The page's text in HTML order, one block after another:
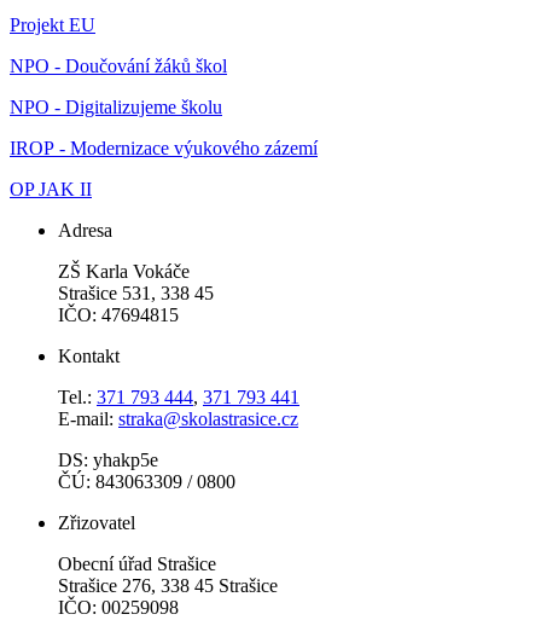
Projekt EU
NPO - Doučování žáků škol
NPO - Digitalizujeme školu
IROP - Modernizace výukového zázemí
OP JAK II
Adresa
ZŠ Karla Vokáče
Strašice 531, 338 45
IČO: 47694815
Kontakt
Tel.: 371 793 444, 371 793 441
E-mail: straka@skolastrasice.cz
DS: yhakp5e
ČÚ: 843063309 / 0800
Zřizovatel
Obecní úřad Strašice
Strašice 276, 338 45 Strašice
IČO: 00259098